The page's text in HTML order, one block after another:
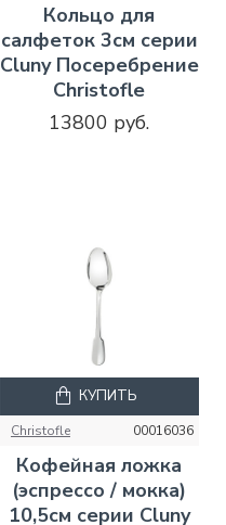
Кольцо для
салфеток 3см серии
Cluny Посеребрение
Christofle
13800 руб.
Christofle 00016036
Кофейная ложка
(эспрессо / мокка)
10,5см серии Cluny
КУПИТЬ